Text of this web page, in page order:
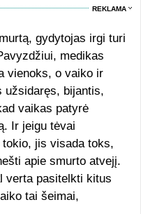
REKLAMA
gydytojas irgi turi
medikas
vienoks, o vaiko ir
bijantis,
vaikas patyrė
Ir jeigu tėvai
jis visada toks,
apie smurto atvejį.
verta pasitelkti kitus
tai šeimai,